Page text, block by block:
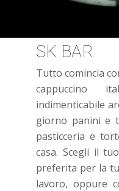
SK BAR
Tutto comincia
cappuccino
indimenticabile
giorno panini e
pasticceria e
casa. Scegli il
preferita per la
lavoro, oppure